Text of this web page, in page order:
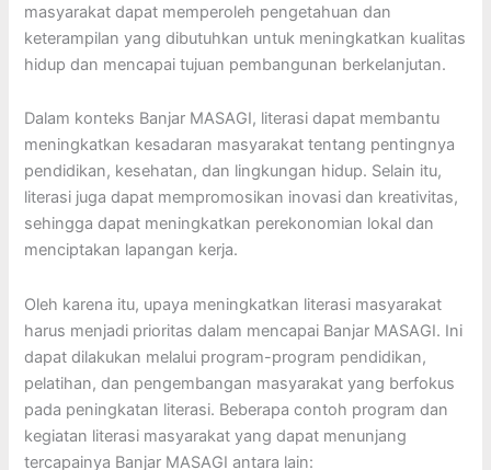
masyarakat dapat memperoleh pengetahuan dan
keterampilan yang dibutuhkan untuk meningkatkan kualitas
hidup dan mencapai tujuan pembangunan berkelanjutan.
Dalam konteks Banjar MASAGI, literasi dapat membantu
meningkatkan kesadaran masyarakat tentang pentingnya
pendidikan, kesehatan, dan lingkungan hidup. Selain itu,
literasi juga dapat mempromosikan inovasi dan kreativitas,
sehingga dapat meningkatkan perekonomian lokal dan
menciptakan lapangan kerja.
Oleh karena itu, upaya meningkatkan literasi masyarakat
harus menjadi prioritas dalam mencapai Banjar MASAGI. Ini
dapat dilakukan melalui program-program pendidikan,
pelatihan, dan pengembangan masyarakat yang berfokus
pada peningkatan literasi. Beberapa contoh program dan
kegiatan literasi masyarakat yang dapat menunjang
tercapainya Banjar MASAGI antara lain: